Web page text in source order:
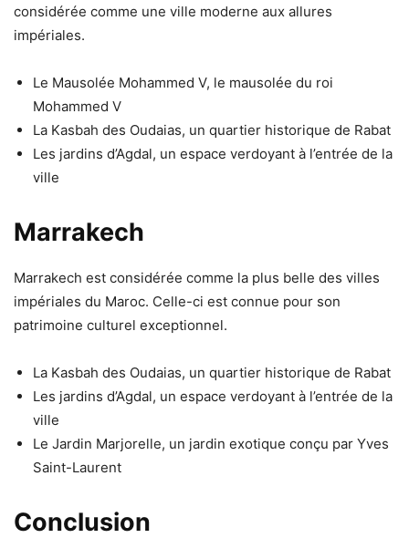
considérée comme une ville moderne aux allures
impériales.
Le Mausolée Mohammed V, le mausolée du roi
Mohammed V
La Kasbah des Oudaias, un quartier historique de Rabat
Les jardins d’Agdal, un espace verdoyant à l’entrée de la
ville
Marrakech
Marrakech est considérée comme la plus belle des villes
impériales du Maroc. Celle-ci est connue pour son
patrimoine culturel exceptionnel.
La Kasbah des Oudaias, un quartier historique de Rabat
Les jardins d’Agdal, un espace verdoyant à l’entrée de la
ville
Le Jardin Marjorelle, un jardin exotique conçu par Yves
Saint-Laurent
Conclusion